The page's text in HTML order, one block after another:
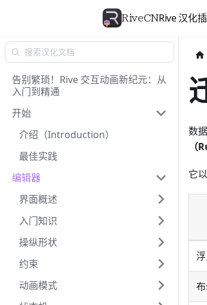
RiveCNRive 汉化
告别繁琐！Rive 交互动画新纪元：从
入门到精通
开始
介绍（Introduction）
最佳实践
编辑器
界面概述
入门知识
操纵形状
约束
动画模式
数
（
它